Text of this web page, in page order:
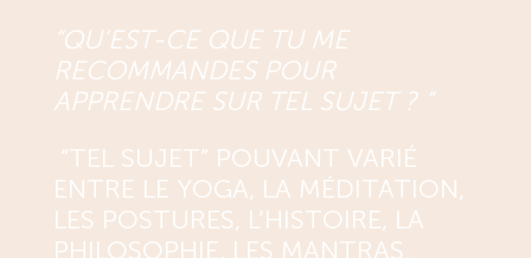
“QU’EST-CE QUE TU ME
RECOMMANDES POUR
APPRENDRE SUR TEL SUJET ? ”
“TEL SUJET” POUVANT VARIÉ
ENTRE LE YOGA, LA MÉDITATION,
LES POSTURES, L’HISTOIRE, LA
PHILOSOPHIE, LES MANTRAS…